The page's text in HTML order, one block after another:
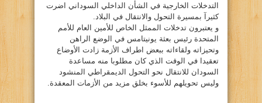
التدخلات الخارجية في الشأن الداخلي السوداني اضرت
كثيرآ بمسيرة التحول والانتقال في البلاد.
و يعتبرون تدخلات الممثل الخاص للأمين العام للأمم
المتحدة رئيس بعثة يونيتامس في الوضع الراهن
وتحيزاته ولقاءاته ببعض اطراف الأزمة زادت الأوضاع
تعقيدا في الوقت الذي كان مطلوبا منه مساعدة
السودان للانتقال نحو التحول الديمقراطي المنشود
وليس تحويلهم للأسوء بخلق مزيد من الأزمات المعقدة.